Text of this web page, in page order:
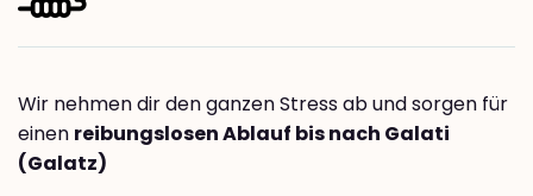
Wir nehmen dir den ganzen Stress ab und sorgen für
einen reibungslosen Ablauf bis nach Galati
(Galatz)